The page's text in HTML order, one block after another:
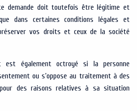
demande doit toutefois être légitime et
dans certaines conditions légales et
vos droits et ceux de la société
est également octroyé si la personne
ou s’oppose au traitement à des
des raisons relatives à sa situation